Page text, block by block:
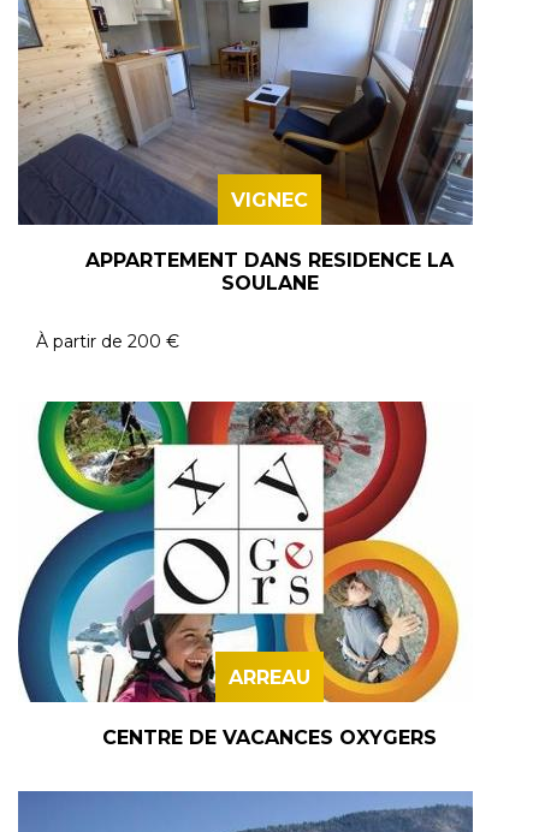
VIGNEC
APPARTEMENT DANS RESIDENCE LA
SOULANE
À partir de 200 €
ARREAU
CENTRE DE VACANCES OXYGERS